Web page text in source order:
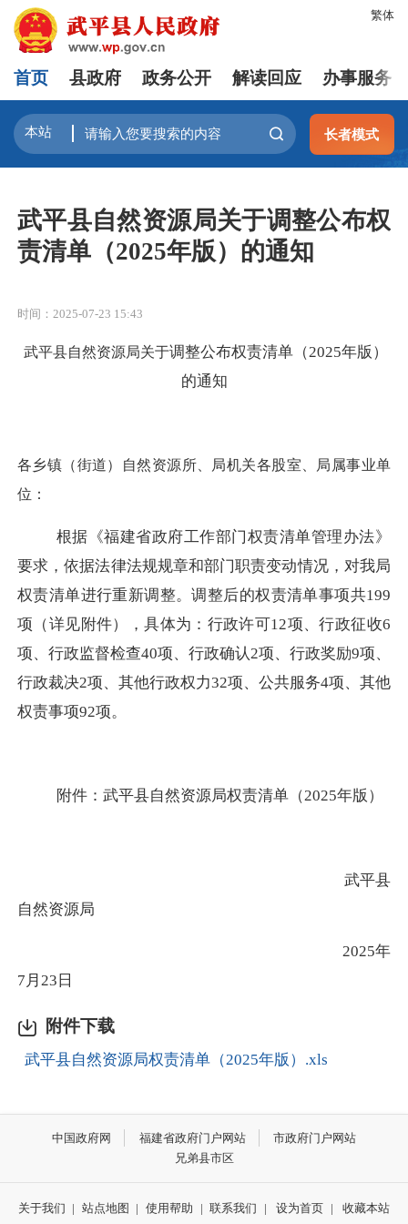
繁体
首页 县政府 政务公开 解读回应 办事服务
长者模式
武平县自然资源局关于调整公布权
责清单（2025年版）的通知
时间：2025-07-23 15:43
武平县自然资源局关于调整公布权责清单（2025年版）
的通知
各乡镇（街道）自然资源所、局机关各股室、局属事业单
位：
根据《福建省政府工作部门权责清单管理办法》
要求，依据法律法规规章和部门职责变动情况，对我局
权责清单进行重新调整。调整后的权责清单事项共199
项（详见附件），具体为：行政许可12项、行政征收6
项、行政监督检查40项、行政确认2项、行政奖励9项、
行政裁决2项、其他行政权力32项、公共服务4项、其他
权责事项92项。
附件：武平县自然资源局权责清单（2025年版）
武平县
自然资源局
2025年
7月23日
附件下载
武平县自然资源局权责清单（2025年版）.xls
中国政府网 福建省政府门户网站
市政府门户网站
兄弟县市区
关于我们 | 站点地图 | 使用帮助 | 联系我们 | 设为首页 | 收藏本站